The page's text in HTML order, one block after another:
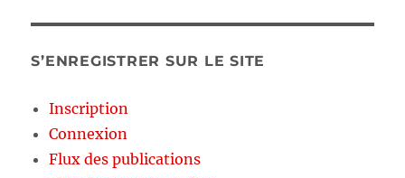
S’ENREGISTRER SUR LE SITE
Inscription
Connexion
Flux des publications